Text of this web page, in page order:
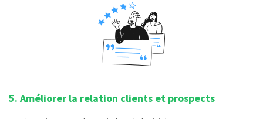
5. Améliorer la relation clients et prospects